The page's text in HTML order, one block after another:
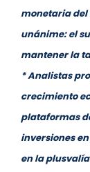
monetaria del
unánime: el
mantener la
* Analistas
crecimiento
plataformas
inversiones
en la